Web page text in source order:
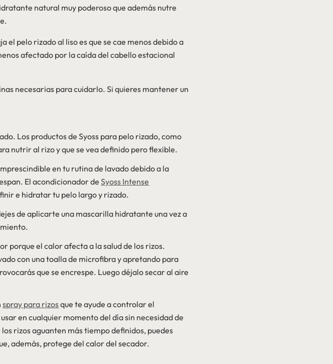
natural muy poderoso que además nutre
el pelo rizado al liso es que se cae menos debido a
afectado por la caída del cabello estacional
necesarias para cuidarlo. Si quieres mantener un
Los productos de Syoss para pelo rizado, como
nutrir al rizo y que se vea definido pero flexible.
en tu rutina de lavado debido a la
El acondicionador deSyoss Intense
e hidratar tu pelo largo y rizado.
de aplicarte una mascarilla hidratante una vez a
porque el calor afecta a la salud de los rizos.
con una toalla de microfibra y apretando para
que se encrespe. Luego déjalo secar al aire
spray para rizosque te ayude a controlar el
en cualquier momento del día sin necesidad de
rizos aguanten más tiempo definidos, puedes
además, protege del calor del secador.